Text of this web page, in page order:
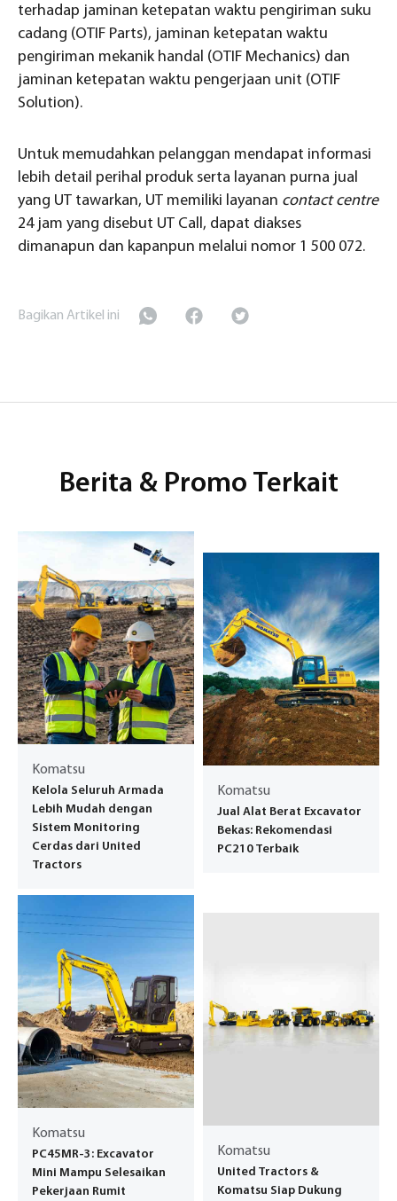
terhadap jaminan ketepatan waktu pengiriman suku
cadang (OTIF Parts), jaminan ketepatan waktu
pengiriman mekanik handal (OTIF Mechanics) dan
jaminan ketepatan waktu pengerjaan unit (OTIF
Solution).
Untuk memudahkan pelanggan mendapat informasi
lebih detail perihal produk serta layanan purna jual
yang UT tawarkan, UT memiliki layanan contact centre
24 jam yang disebut UT Call, dapat diakses
dimanapun dan kapanpun melalui nomor 1 500 072.
Bagikan Artikel ini
Berita & Promo Terkait
Komatsu
Kelola Seluruh Armada
Lebih Mudah dengan
Sistem Monitoring
Cerdas dari United
Tractors
Komatsu
Jual Alat Berat Excavator
Bekas: Rekomendasi
PC210 Terbaik
Komatsu
PC45MR-3: Excavator
Mini Mampu Selesaikan
Pekerjaan Rumit
Komatsu
United Tractors &
Komatsu Siap Dukung